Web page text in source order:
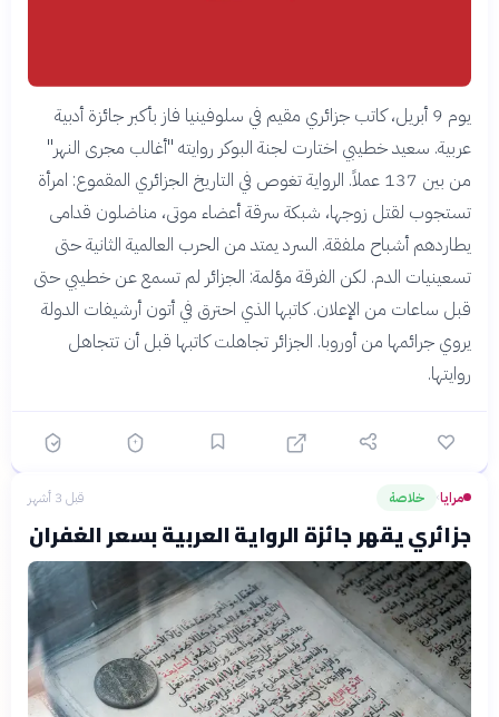
يوم 9 أبريل، كاتب جزائري مقيم في سلوفينيا فاز بأكبر جائزة أدبية
عربية. سعيد خطيبي اختارت لجنة البوكر روايته "أغالب مجرى النهر"
من بين 137 عملاً. الرواية تغوص في التاريخ الجزائري المقموع: امرأة
تستجوب لقتل زوجها، شبكة سرقة أعضاء موتى، مناضلون قدامى
يطاردهم أشباح ملفقة. السرد يمتد من الحرب العالمية الثانية حتى
تسعينيات الدم. لكن الفرقة مؤلمة: الجزائر لم تسمع عن خطيبي حتى
قبل ساعات من الإعلان. كاتبها الذي احترق في أتون أرشيفات الدولة
يروي جرائمها من أوروبا. الجزائر تجاهلت كاتبها قبل أن تتجاهل
روايتها.
مرايا› خلاصة قبل 3 أشهر
جزائري يقهر جائزة الرواية العربية بسعر الغفران